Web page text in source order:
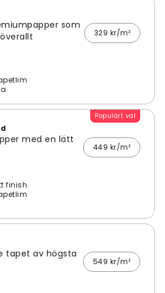
som
329 kr/m²
Populärt val
med en lätt
449 kr/m²
finish
tapet av högsta
549 kr/m²